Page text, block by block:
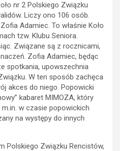
nr 2 Polskiego Związku
Liczy ono 106 osób.
Adamiec. To właśnie Koło
tzw. Klubu Seniora.
Związane są z rocznicami,
Zofia Adamiec, będąc
spotkania, upowszechnia
W ten sposób zachęca
akces do niego. Popowicki
kabaret MIMOZA, który
w czasie popowickich
na występy do innych
Polskiego Związku Rencistów,